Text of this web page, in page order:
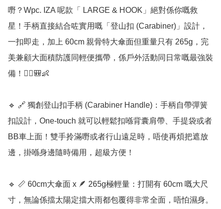
嘢？Wpc. IZA 呢款「 LARGE & HOOK」絕對係你嘅救
星！手柄直接結合咗實用嘅「登山扣 (Carabiner)」設計，
一扣即走，加上 60cm 親骨特大傘面但重量只有 265g，完
美兼顧大面積防護同輕便攜帶，係戶外活動同日常嘅最強裝
備！🧗‍♂️🎒👶
🔹 🔗 獨創登山扣手柄 (Carabiner Handle)：手柄自帶彈簧
扣設計，One-touch 就可以輕鬆扣喺背囊肩帶、手提袋或者
BB車上面！雙手拎滿嘢或者行山遠足時，唔使再煩把遮放
邊，掛喺身邊隨時備用，超級方便！
🔹 📏 60cm大傘面 x 🪶 265g極輕量：打開有 60cm 嘅大尺
寸，無論係擋太陽定擋大雨都包覆得非常全面，唔怕濕身。